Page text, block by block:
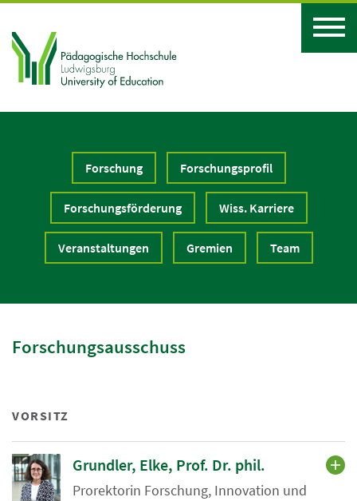
Forschung Forschungsprofil
Forschungsförderung Wiss. Karriere
Veranstaltungen Gremien Team
Forschungsausschuss
VORSITZ
Grundler, Elke, Prof. Dr. phil.
Prorektorin Forschung, Innovation und